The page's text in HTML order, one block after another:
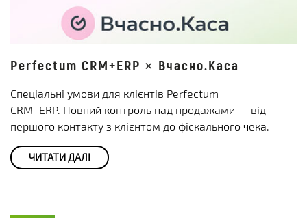
Perfectum CRM+ERP × Вчасно.Каса
Спеціальні умови для клієнтів Perfectum
CRM+ERP. Повний контроль над продажами — від
першого контакту з клієнтом до фіскального чека.
ЧИТАТИ ДАЛІ